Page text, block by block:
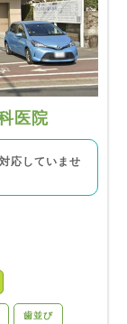
医院
応していませ
歯並び